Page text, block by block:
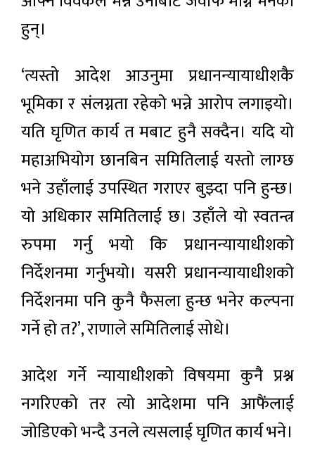
हुन्।
‘त्यस्तो आदेश आउनुमा प्रधानन्यायाधीशकै
भूमिका र संलग्नता रहेको भन्ने आरोप लगाइयो।
यति घृणित कार्य त मबाट हुनै सक्दैन। यदि यो
महाअभियोग छानबिन समितिलाई यस्तो लाग्छ
भने उहाँलाई उपस्थित गराएर बुझ्दा पनि हुन्छ।
यो अधिकार समितिलाई छ। उहाँले यो स्वतन्त्र
रुपमा गर्नु भयो कि प्रधानन्यायाधीशको
निर्देशनमा गर्नुभयो। यसरी प्रधानन्यायाधीशको
निर्देशनमा पनि कुनै फैसला हुन्छ भनेर कल्पना
गर्ने हो त?’, राणाले समितिलाई सोधे।
आदेश गर्ने न्यायाधीशको विषयमा कुनै प्रश्न
नगरिएको तर त्यो आदेशमा पनि आफैंलाई
जोडिएको भन्दै उनले त्यसलाई घृणित कार्य भने।